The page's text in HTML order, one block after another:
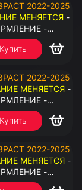
2022-2025
МЕНЯЕТСЯ -
-
ВСЕ ГЕО
Купить
2022-2025
МЕНЯЕТСЯ -
-
ВСЕ ГЕО
Купить
2022-2025
МЕНЯЕТСЯ -
-
ВСЕ ГЕО